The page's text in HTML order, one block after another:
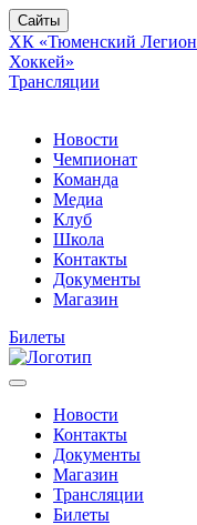
Сайты
ХК «Тюменский
Хоккей»
Трансляции
Новости
Чемпионат
Команда
Медиа
Клуб
Школа
Контакты
Документы
Магазин
Билеты
Новости
Контакты
Документы
Магазин
Трансляции
Билеты